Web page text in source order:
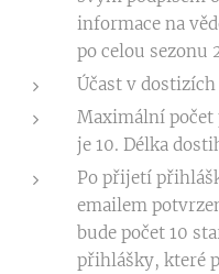
informace na
po celou sezonu
Účast v
Maximální
je 10. Délka
Po přijetí
emailem
bude počet 10
přihlášky, které